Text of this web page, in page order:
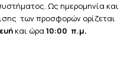
Ως ημερομηνία και
των προσφορών ορίζεται
και ώρα 10:00 π.μ.